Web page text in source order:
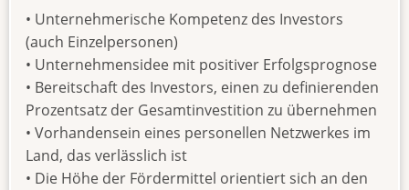
• Unternehmerische Kompetenz des Investors
(auch Einzelpersonen)
• Unternehmensidee mit positiver Erfolgsprognose
• Bereitschaft des Investors, einen zu definierenden
Prozentsatz der Gesamtinvestition zu übernehmen
• Vorhandensein eines personellen Netzwerkes im
Land, das verlässlich ist
• Die Höhe der Fördermittel orientiert sich an den